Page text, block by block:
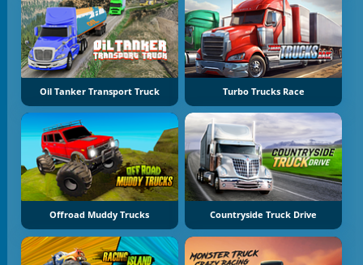
Oil Tanker Transport Truck Turbo Trucks Race
Offroad Muddy Trucks Countryside Truck Drive